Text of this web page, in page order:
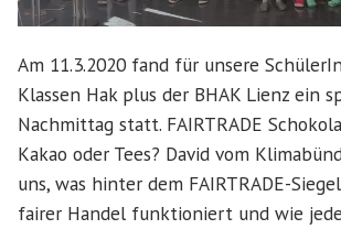
Am 11.3.2020 fand für unsere
Klassen Hak plus der BHAK Lienz ein
Nachmittag statt. FAIRTRADE
Kakao oder Tees? David vom
uns, was hinter dem FAIRTRADE-
fairer Handel funktioniert und wie